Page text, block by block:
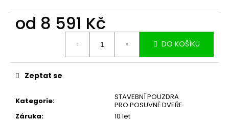
od 8 591 Kč
DO KOŠÍKU
Kategorie:
STAVEBNÍ POUZDRA
PRO POSUVNÉ DVEŘE
Záruka:
10 let
Zeptat se